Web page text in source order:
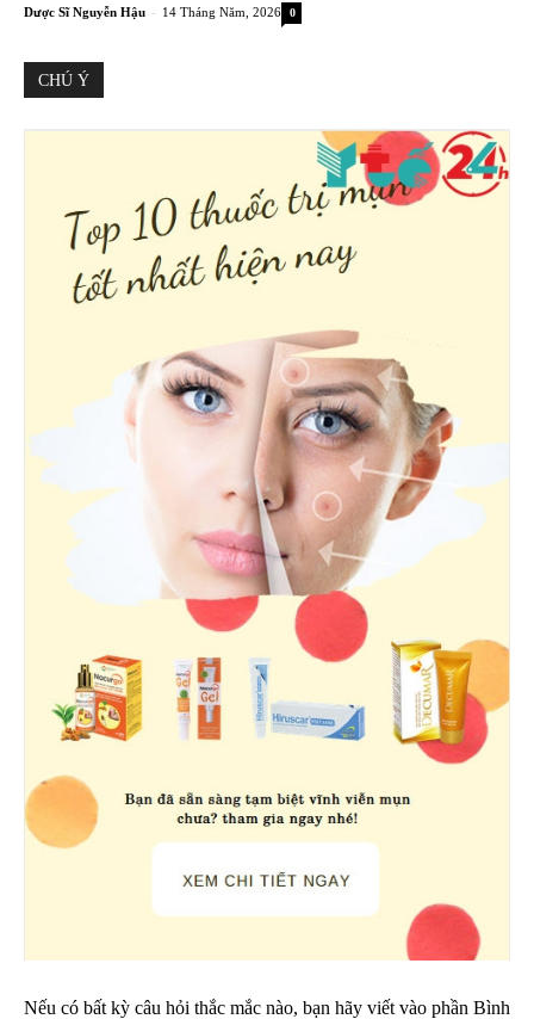
Dược Sĩ Nguyễn Hậu - 14 Tháng Năm, 2026 0
CHÚ Ý
Nếu có bất kỳ câu hỏi thắc mắc nào, bạn hãy viết vào phần Bình